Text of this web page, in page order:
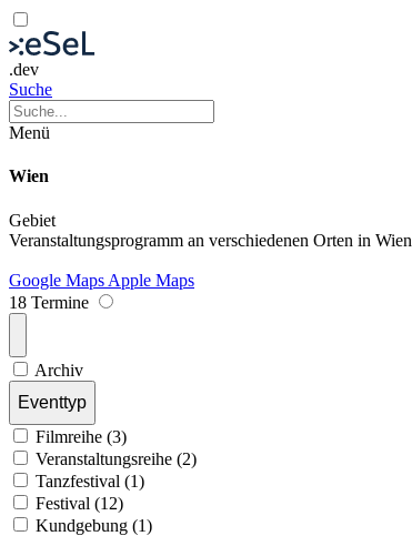
.dev
Suche
Menü
Wien
Gebiet
Veranstaltungsprogramm an verschiedenen Orten in Wien
Google Maps Apple Maps
18 Termine
Archiv
Eventtyp
Filmreihe (3)
Veranstaltungsreihe (2)
Tanzfestival (1)
Festival (12)
Kundgebung (1)